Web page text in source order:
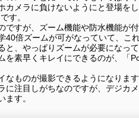
カメラに負けないようにと登場を
す。
ですが、ズーム機能や防水機能が付
40倍ズームが可がなっていて、こ
と、やっぱりズームが必要になって
を素早くキレイにできるのが、「
なものが撮影できるようになります
に注目しがちなのですが、デジカ
ます。